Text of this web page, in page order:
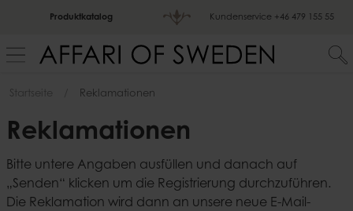
Produktkatalog Kundenservice +46 479 155 55
Startseite Reklamationen
Reklamationen
Bitte untere Angaben ausfüllen und danach auf
„Senden“ klicken um die Registrierung durchzuführen.
Die Reklamation wird dann an unsere neue E-Mail-